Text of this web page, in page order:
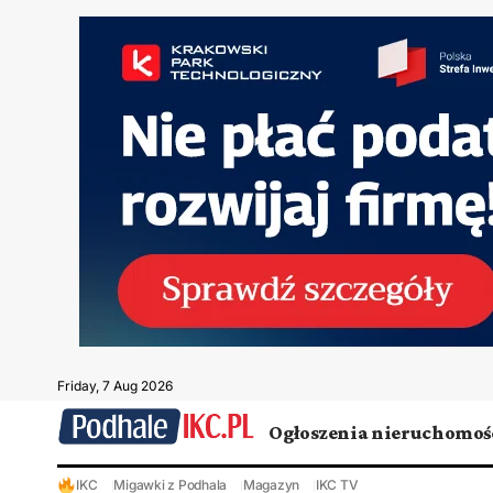
Friday, 7 Aug 2026
Ogłoszenia
IKC Migawki z Podhala Magazyn IKC TV